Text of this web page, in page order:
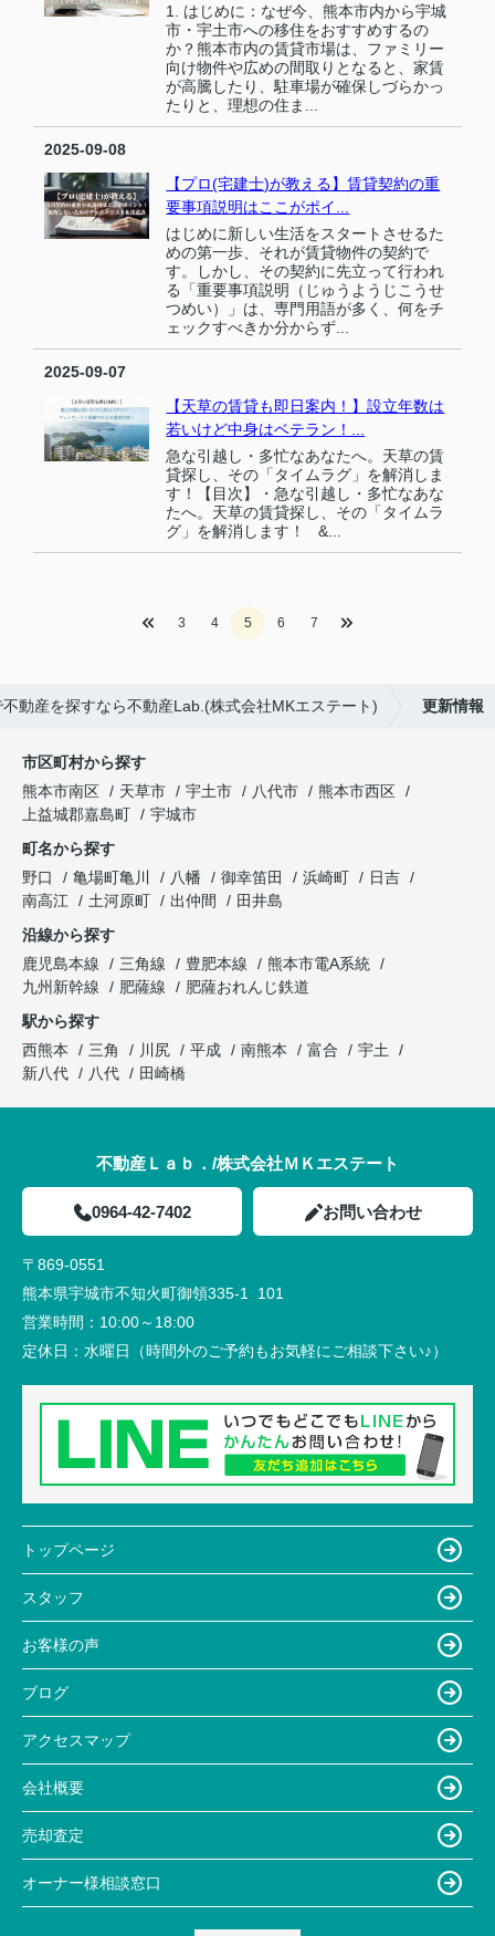
1. はじめに：なぜ今、熊本市内から宇城
市・宇土市への移住をおすすめするの
か？熊本市内の賃貸市場は、ファミリー
向け物件や広めの間取りとなると、家賃
が高騰したり、駐車場が確保しづらかっ
たりと、理想の住ま...
2025-09-08
【プロ(宅建士)が教える】賃貸契約の重
要事項説明はここがポイ...
はじめに新しい生活をスタートさせるた
めの第一歩、それが賃貸物件の契約で
す。しかし、その契約に先立って行われ
る「重要事項説明（じゅうようじこうせ
つめい）」は、専門用語が多く、何をチ
ェックすべきか分からず...
2025-09-07
【天草の賃貸も即日案内！】設立年数は
若いけど中身はベテラン！...
急な引越し・多忙なあなたへ。天草の賃
貸探し、その「タイムラグ」を解消しま
す！【目次】・急な引越し・多忙なあな
たへ。天草の賃貸探し、その「タイムラ
グ」を解消します！ &...
3 4 5 6 7
動産を探すなら不動産Lab.(株式会社MKエステート) 更新情報
市区町村から探す
熊本市南区
天草市 宇土市 八代市
熊本市西区
上益城郡嘉島町
宇城市
町名から探す
野口
亀場町亀川 八幡 御幸笛田 浜崎町
日吉
南高江
土河原町 出仲間
田井島
沿線から探す
鹿児島本線
三角線 豊肥本線
熊本市電A系統
九州新幹線
肥薩線
肥薩おれんじ鉄道
駅から探す
西熊本
三角 川尻 平成 南熊本 富合
宇土
新八代
八代 田崎橋
不動産Ｌａｂ．/株式会社ＭＫエステート
0964-42-7402 お問い合わせ
〒869-0551
熊本県宇城市不知火町御領335-1 101
営業時間： 10:00～18:00
定休日： 水曜日（時間外のご予約もお気軽にご相談下さい♪）
トップページ
スタッフ
お客様の声
ブログ
アクセスマップ
会社概要
売却査定
オーナー様相談窓口